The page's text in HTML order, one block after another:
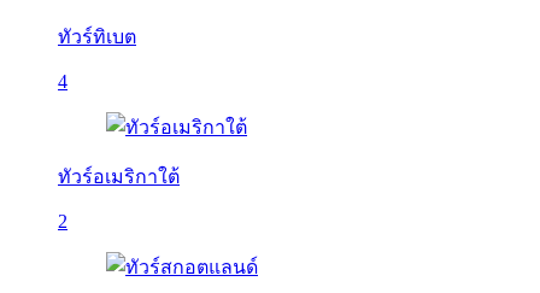
ทัวร์ทิเบต
4
ทัวร์อเมริกาใต้
2